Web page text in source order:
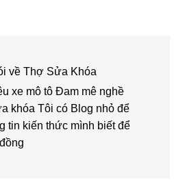
vềThợ Sửa Khóa
xe mô tô Đam mê nghề
khóa Tôi có Blog nhỏ để
tin kiến thức mình biết để